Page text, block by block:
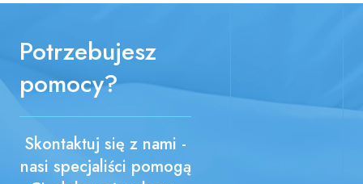
Potrzebujesz
pomocy?
Skontaktuj się z nami -
nasi specjaliści pomogą